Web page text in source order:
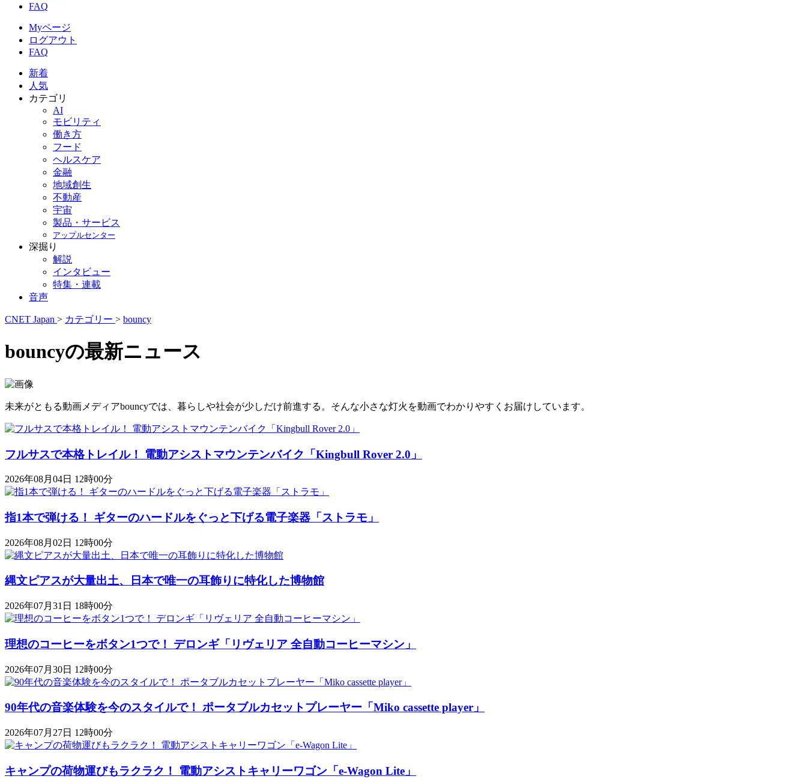
FAQ
Myページ
ログアウト
FAQ
新着
人気
カテゴリ
AI
モビリティ
働き方
フード
ヘルスケア
金融
地域創生
不動産
宇宙
製品・サービス
アップルセンター
深掘り
解説
インタビュー
特集・連載
音声
CNET Japan > カテゴリー > bouncy
bouncyの最新ニュース
未来がともる動画メディアbouncyでは、暮らしや社会が少しだけ前進する。そんな小さな灯火を動画でわかりやすくお届けしています。
フルサスで本格トレイル！ 電動アシストマウンテンバイク「Kingbull Rover 2.0」
2026年08月04日 12時00分
指1本で弾ける！ ギターのハードルをぐっと下げる電子楽器「ストラモ」
2026年08月02日 12時00分
縄文ピアスが大量出土、日本で唯一の耳飾りに特化した博物館
2026年07月31日 18時00分
理想のコーヒーをボタン1つで！ デロンギ「リヴェリア 全自動コーヒーマシン」
2026年07月30日 12時00分
90年代の音楽体験を今のスタイルで！ ポータブルカセットプレーヤー「Miko cassette player」
2026年07月27日 12時00分
キャンプの荷物運びもラクラク！ 電動アシストキャリーワゴン「​​e-Wagon Lite」